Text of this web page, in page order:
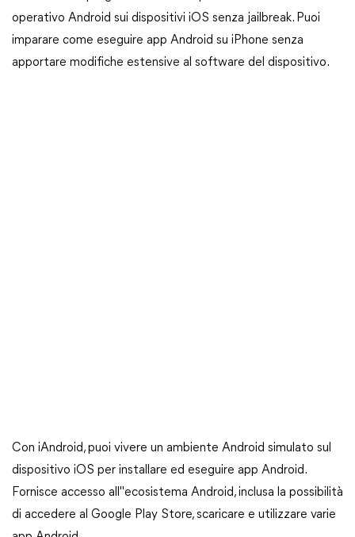
operativo Android sui dispositivi iOS senza jailbreak. Puoi
imparare come eseguire app Android su iPhone senza
apportare modifiche estensive al software del dispositivo.
Con iAndroid, puoi vivere un ambiente Android simulato sul
dispositivo iOS per installare ed eseguire app Android.
Fornisce accesso all"ecosistema Android, inclusa la possibilità
di accedere al Google Play Store, scaricare e utilizzare varie